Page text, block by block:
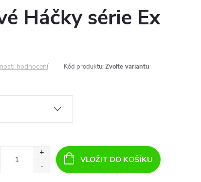
Háčky série Ex
hodnocení Kód produktu: Zvolte variantu
VLOŽIT DO KOŠÍKU